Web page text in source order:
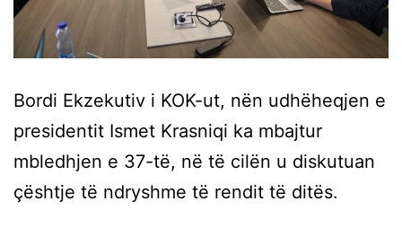
Bordi Ekzekutiv i KOK-ut, nën udhëheqjen e
presidentit Ismet Krasniqi ka mbajtur
mbledhjen e 37-të, në të cilën u diskutuan
çështje të ndryshme të rendit të ditës.